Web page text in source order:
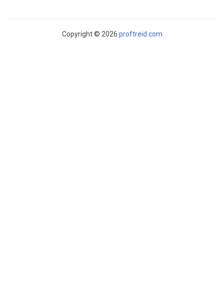
Copyright © 2026 proftreid.com